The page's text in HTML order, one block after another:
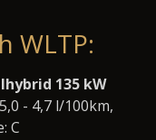
WLTP:
135 kW
- 4,7 l/100km,
C